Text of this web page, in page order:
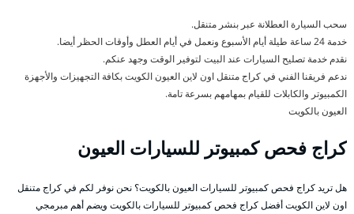
سحب السيارة العطلانة عبر بنشر متنقل.
خدمة 24 ساعة طيلة أيام الأسبوع ونعمل في أيام العطل وأوقات الحظر أيضا.
نقدم خدمة تصليح السيارات عند البيت لتوفير الوقت وجهد عنكم.
ندعم فريقنا الفني في كراج متنقل اون لاين العيون الكويت بكافة التجهيزات والأجهزة
الكمبيوتر والكابلات للقيام بمهامهم بسرعة تامة.
العيون بالكويت
كراج فحص كمبيوتر للسيارات العيون
هل تريد كراج فحص كمبيوتر للسيارات العيون بالكويت؟ نحن نوفر لكم في كراج متنقل
اون لاين الكويت أفضل كراج فحص كمبيوتر للسيارات بالكويت ويضم أهم مبرمجي